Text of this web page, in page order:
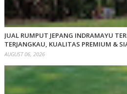
JUAL RUMPUT JEPANG INDRAMAYU
TERJANGKAU, KUALITAS PREMIUM &
AUGUST 06, 2026